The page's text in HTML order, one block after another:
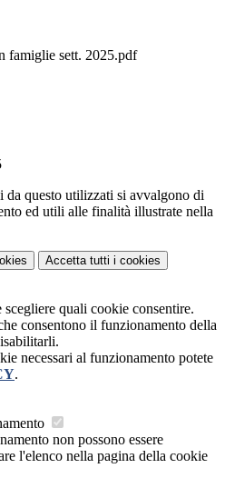
famiglie sett. 2025.pdf
da questo utilizzati si avvalgono di
ed utili alle finalità illustrate nella
Accetta tutti i cookies
scegliere quali cookie consentire.
consentono il funzionamento della
necessari al funzionamento potete
.
non possono essere
l'elenco nella pagina della cookie